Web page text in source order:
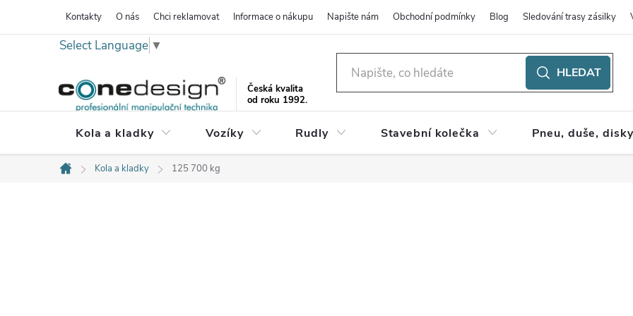
na
Kontakty O nás Chci reklamovat Informace o nákupu Napište nám Obchodní podmínky Blog Sledování trasy zásilky
Select Language ▼
Česká kvalita
od roku 1992.
HLEDAT
Kola a kladky Vozíky Rudly Stavební kolečka Pneu, duše, disky
Domů
Kola a kladky 125 700 kg